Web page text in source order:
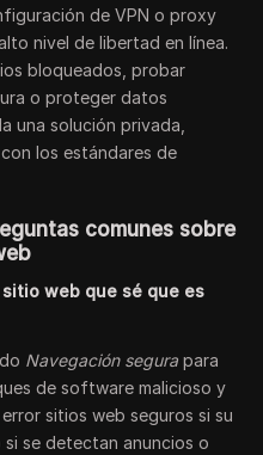
de VPN o proxy
nivel de libertad en línea.
bloqueados, probar
o proteger datos
una solución privada,
los estándares de
comunes sobre
web que sé que es
Navegación segura para
de software malicioso y
sitios web seguros si su
se detectan anuncios o